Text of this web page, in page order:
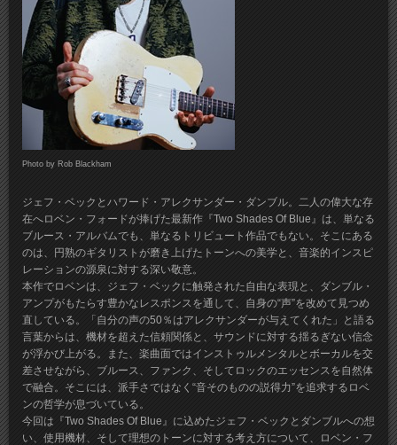
Photo by Rob Blackham
ジェフ・ベックとハワード・アレクサンダー・ダンブル。二人の偉大な存
在へロベン・フォードが捧げた最新作『Two Shades Of Blue』は、単なる
ブルース・アルバムでも、単なるトリビュート作品でもない。そこにある
のは、円熟のギタリストが磨き上げたトーンへの美学と、音楽的インスピ
レーションの源泉に対する深い敬意。
本作でロベンは、ジェフ・ベックに触発された自由な表現と、ダンブル・
アンプがもたらす豊かなレスポンスを通して、自身の“声”を改めて見つめ
直している。「自分の声の50％はアレクサンダーが与えてくれた」と語る
言葉からは、機材を超えた信頼関係と、サウンドに対する揺るぎない信念
が浮かび上がる。また、楽曲面ではインストゥルメンタルとボーカルを交
差させながら、ブルース、ファンク、そしてロックのエッセンスを自然体
で融合。そこには、派手さではなく“音そのものの説得力”を追求するロベ
ンの哲学が息づいている。
今回は『Two Shades Of Blue』に込めたジェフ・ベックとダンブルへの想
い、使用機材、そして理想のトーンに対する考え方について、ロベン・フ